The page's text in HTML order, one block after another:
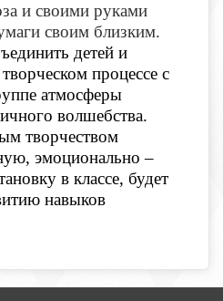
и своими руками
своим близким.
детей и
процессе с
атмосферы
волшебства.
творчеством
эмоционально –
в классе, будет
навыков